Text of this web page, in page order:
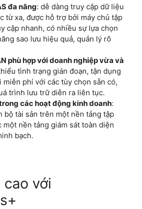
đa năng: dễ dàng truy cập dữ liệu
từ xa, được hỗ trợ bởi máy chủ tập
cập nhanh, có nhiều sự lựa chọn
sao lưu hiệu quả, quản lý rõ
phù hợp với doanh nghiệp vừa và
tình trạng gián đoạn, tận dụng
miễn phí với các tùy chọn sẵn có,
trình lưu trữ diễn ra liên tục.
các hoạt động kinh doanh:
bộ tài sản trên một nền tảng tập
một nền tảng giám sát toàn diện
bạch.
cao với